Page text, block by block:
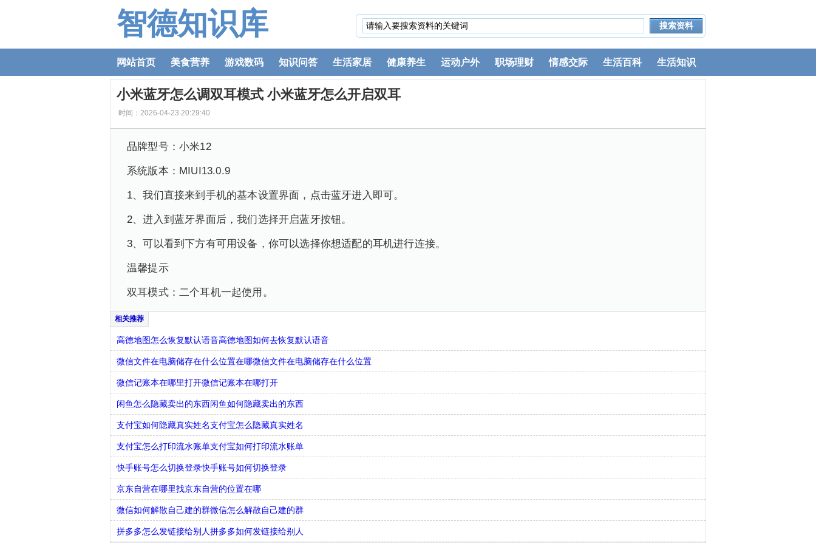
智德知识库
网站首页 美食营养 游戏数码 知识问答 生活家居 健康养生 运动户外 职场理财 情感交际 生活百科 生活知识
小米蓝牙怎么调双耳模式 小米蓝牙怎么开启双耳
时间：2026-04-23 20:29:40
品牌型号：小米12
系统版本：MIUI13.0.9
1、我们直接来到手机的基本设置界面，点击蓝牙进入即可。
2、进入到蓝牙界面后，我们选择开启蓝牙按钮。
3、可以看到下方有可用设备，你可以选择你想适配的耳机进行连接。
温馨提示
双耳模式：二个耳机一起使用。
高德地图怎么恢复默认语音高德地图如何去恢复默认语音
微信文件在电脑储存在什么位置在哪微信文件在电脑储存在什么位置
微信记账本在哪里打开微信记账本在哪打开
闲鱼怎么隐藏卖出的东西闲鱼如何隐藏卖出的东西
支付宝如何隐藏真实姓名支付宝怎么隐藏真实姓名
支付宝怎么打印流水账单支付宝如何打印流水账单
快手账号怎么切换登录快手账号如何切换登录
京东自营在哪里找京东自营的位置在哪
微信如何解散自己建的群微信怎么解散自己建的群
拼多多怎么发链接给别人拼多多如何发链接给别人